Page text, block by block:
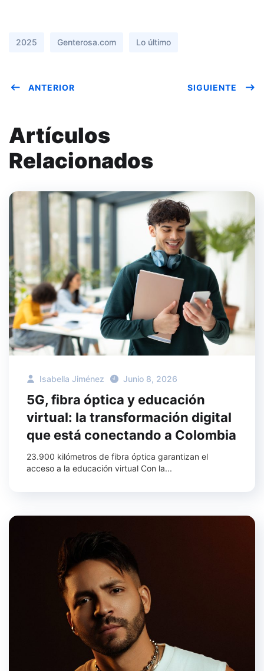
2025 Genterosa.com Lo último
ANTERIOR SIGUIENTE
Artículos
Relacionados
Isabella Jiménez Junio 8, 2026
5G, fibra óptica y educación
virtual: la transformación digital
que está conectando a Colombia
23.900 kilómetros de fibra óptica garantizan el
acceso a la educación virtual Con la...